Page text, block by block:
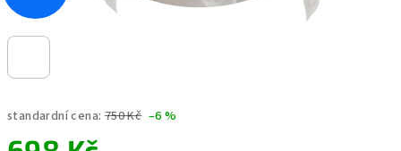
standardní cena: 750 Kč –6 %